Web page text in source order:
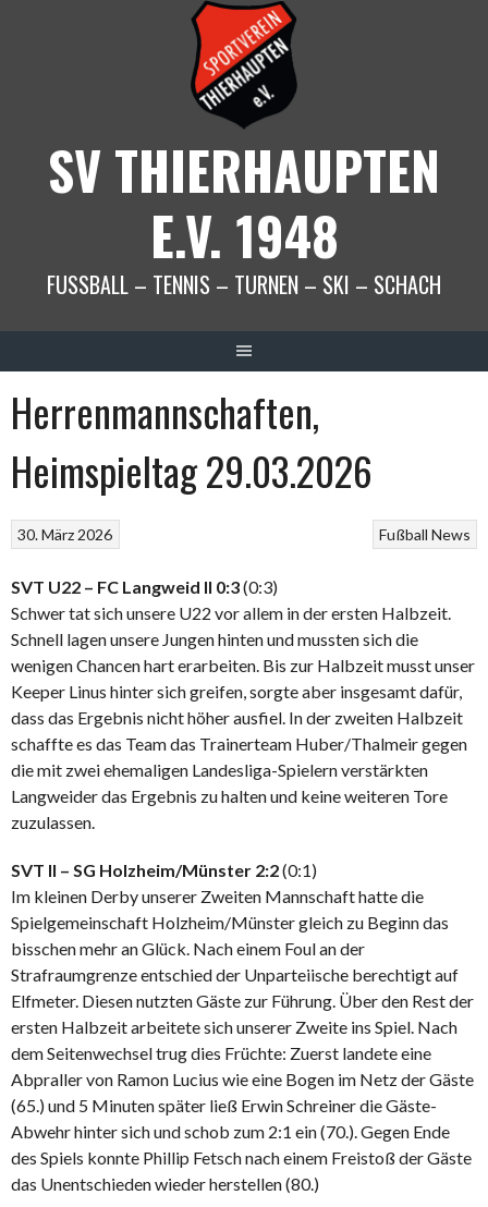
SV THIERHAUPTEN
E.V. 1948
FUSSBALL – TENNIS – TURNEN – SKI – SCHACH
Herrenmannschaften,
Heimspieltag 29.03.2026
Fußball News
30. März 2026
SVT U22 – FC Langweid II 0:3(0:3)
Schwer tat sich unsere U22 vor allem in der ersten Halbzeit.
Schnell lagen unsere Jungen hinten und mussten sich die
wenigen Chancen hart erarbeiten. Bis zur Halbzeit musst unser
Keeper Linus hinter sich greifen, sorgte aber insgesamt dafür,
dass das Ergebnis nicht höher ausfiel. In der zweiten Halbzeit
schaffte es das Team das Trainerteam Huber/Thalmeir gegen
die mit zwei ehemaligen Landesliga-Spielern verstärkten
Langweider das Ergebnis zu halten und keine weiteren Tore
zuzulassen.
SVT II – SG Holzheim/Münster 2:2(0:1)
Im kleinen Derby unserer Zweiten Mannschaft hatte die
Spielgemeinschaft Holzheim/Münster gleich zu Beginn das
bisschen mehr an Glück. Nach einem Foul an der
Strafraumgrenze entschied der Unparteiische berechtigt auf
Elfmeter. Diesen nutzten Gäste zur Führung. Über den Rest der
ersten Halbzeit arbeitete sich unserer Zweite ins Spiel. Nach
dem Seitenwechsel trug dies Früchte: Zuerst landete eine
Abpraller von Ramon Lucius wie eine Bogen im Netz der Gäste
(65.) und 5 Minuten später ließ Erwin Schreiner die Gäste-
Abwehr hinter sich und schob zum 2:1 ein (70.). Gegen Ende
des Spiels konnte Phillip Fetsch nach einem Freistoß der Gäste
das Unentschieden wieder herstellen (80.)